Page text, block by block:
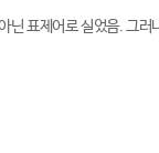
표제어로 실었음. 그러